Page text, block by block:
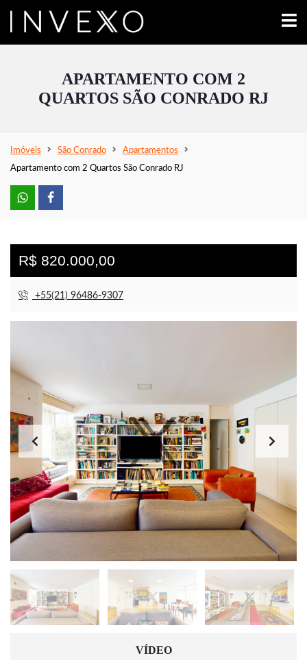
APARTAMENTO COM 2
QUARTOS SÃO CONRADO RJ
Imóveis São Conrado
Apartamentos
Apartamento com 2 Quartos São Conrado RJ
R$ 820.000,00
+55(21) 96486-9307
VÍDEO